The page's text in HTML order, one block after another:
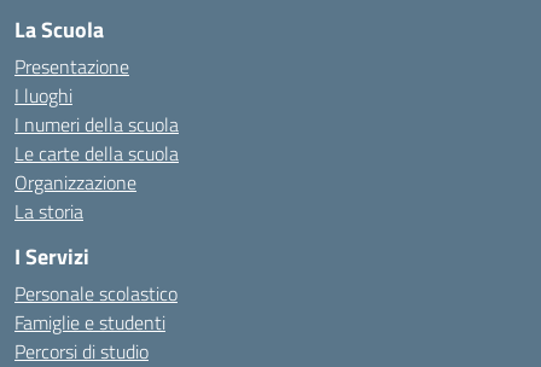
La Scuola
Presentazione
I luoghi
I numeri della scuola
Le carte della scuola
Organizzazione
La storia
I Servizi
Personale scolastico
Famiglie e studenti
Percorsi di studio